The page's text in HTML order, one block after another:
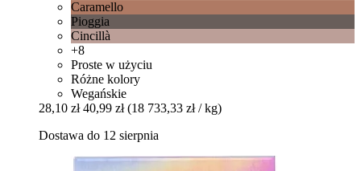
Caramello
Pioggia
Cincillà
+8
Proste w użyciu
Różne kolory
Wegańskie
28,10 zł 40,99 zł (18 733,33 zł / kg)
Dostawa do 12 sierpnia